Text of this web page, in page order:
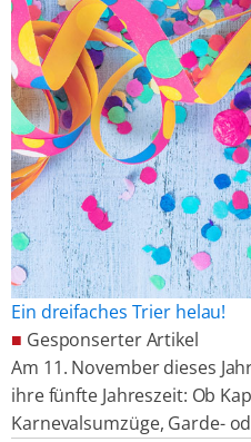
Ein dreifaches Trier helau!
■ Gesponserter Artikel
Am 11. November dieses
ihre fünfte Jahreszeit: Ob
Karnevalsumzüge, Garde-